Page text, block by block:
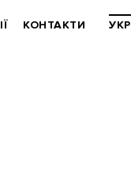
КОНТАКТИ УКР